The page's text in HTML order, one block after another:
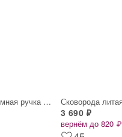
Сковорода литая 26см съемная ручка индук
3 690 ₽
вернём до 820 ₽